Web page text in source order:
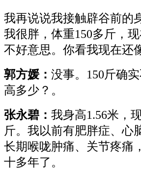
我再说说我接触辟谷前的
我很胖，体重150多斤，
不好意思。你看我现在还
郭方媛： 没事。150斤确
高多少？。
张永碧： 我身高1.56米，
斤。我以前有肥胖症、心
长期喉咙肿痛、关节疼痛
十多年了。